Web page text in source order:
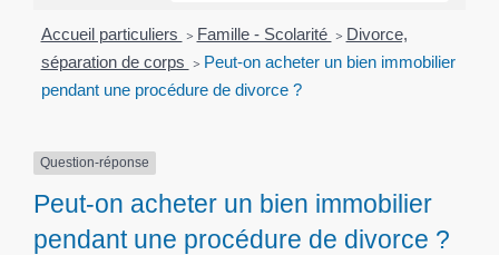
Accueil particuliers > Famille - Scolarité > Divorce,
séparation de corps > Peut-on acheter un bien immobilier
pendant une procédure de divorce ?
Question-réponse
Peut-on acheter un bien immobilier
pendant une procédure de divorce ?